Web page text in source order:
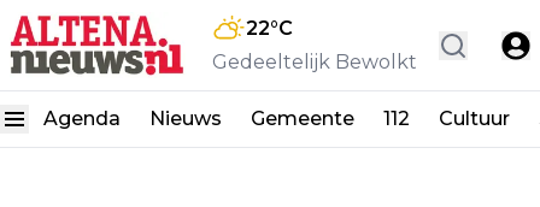
22°C
Gedeeltelijk Bewolkt
Agenda Nieuws Gemeente 112 Cultuur